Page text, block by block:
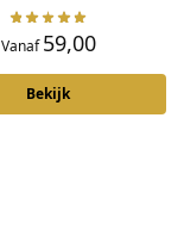
Vanaf 59,00
Bekijk